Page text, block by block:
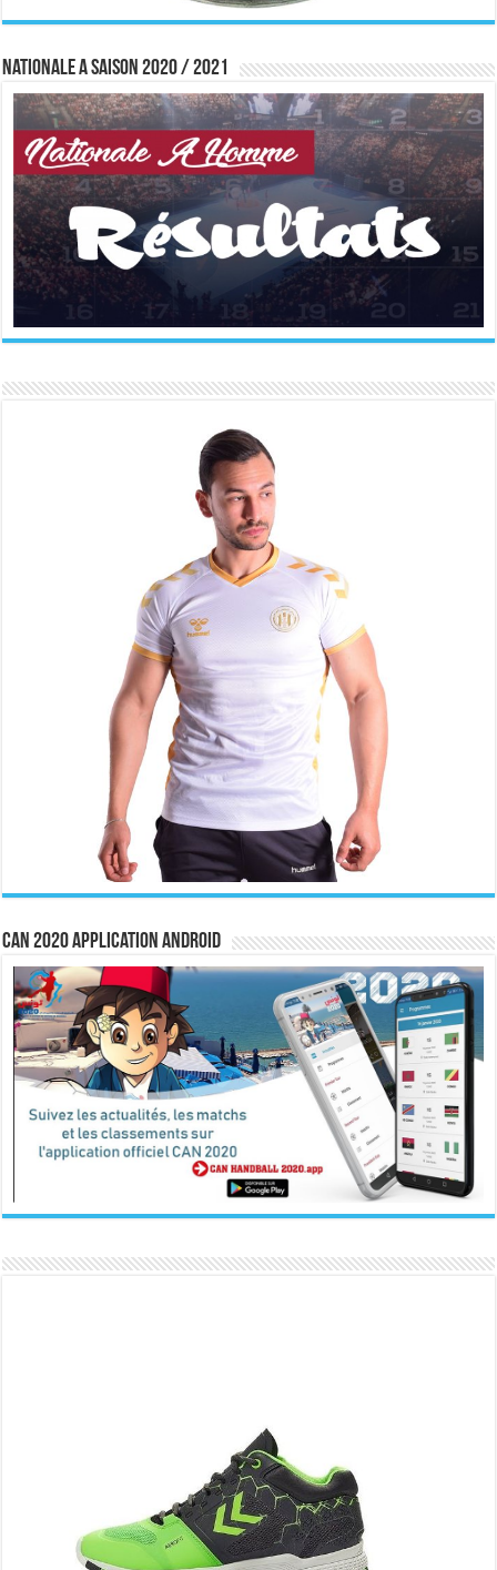
Nationale A saison 2020 / 2021
CAN 2020 Application Android